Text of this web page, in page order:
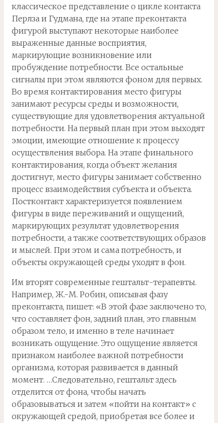
классическое представление о цикле контакта
Перлза и Гудмана, где на этапе преконтакта
фигурой выступают некоторые наиболее
выраженные данные восприятия,
маркирующие возникновение или
пробуждение потребности. Все остальные
сигналы при этом являются фоном для первых.
Во время контактирования место фигуры
занимают ресурсы среды и возможности,
существующие для удовлетворения актуальной
потребности. На первый план при этом выходят
эмоции, имеющие отношение к процессу
осуществления выбора. На этапе финального
контактирования, когда объект желания
достигнут, место фигуры занимает собственно
процесс взаимодействия субъекта и объекта.
Постконтакт характеризуется появлением
фигуры в виде переживаний и ощущений,
маркирующих результат удовлетворения
потребности, а также соответствующих образов
и мыслей. При этом и сама потребность, и
объекты окружающей среды уходят в фон.
Им вторят современные гештальт-терапевты.
Например, Ж.-М. Робин, описывая фазу
преконтакта, пишет: «В этой фазе заключено то,
что составляет фон, задний план, это главным
образом тело, и именно в теле начинает
возникать ощущение. Это ощущение является
признаком наиболее важной потребности
организма, которая развивается в данный
момент. …Следовательно, гештальт здесь
отделится от фона, чтобы начать
образовываться и затем «пойти на контакт» с
окружающей средой, приобретая все более и